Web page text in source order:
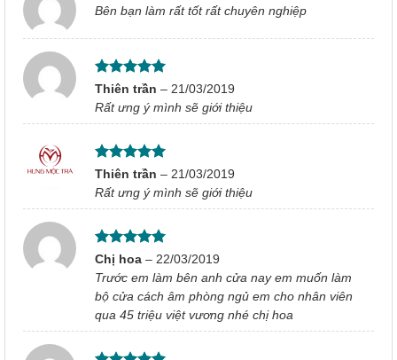
Bên bạn làm rất tốt rất chuyên nghiệp
Được xếp
hạng
5
sao
Thiên trần– 21/03/2019
Rất ưng ý mình sẽ giới thiệu
Được xếp
hạng
5
sao
Thiên trần– 21/03/2019
Rất ưng ý mình sẽ giới thiệu
Được xếp
hạng
sao
Chị hoa– 22/03/2019
Trước em làm bên anh cửa nay em muốn làm
bộ cửa cách âm phòng ngủ em cho nhân viên
qua 45 triệu việt vương nhé chị hoa